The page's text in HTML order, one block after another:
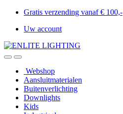
Gratis verzending vanaf € 100,-
Uw account
Webshop
Aansluitmaterialen
Buitenverlichting
Downlights
Kids